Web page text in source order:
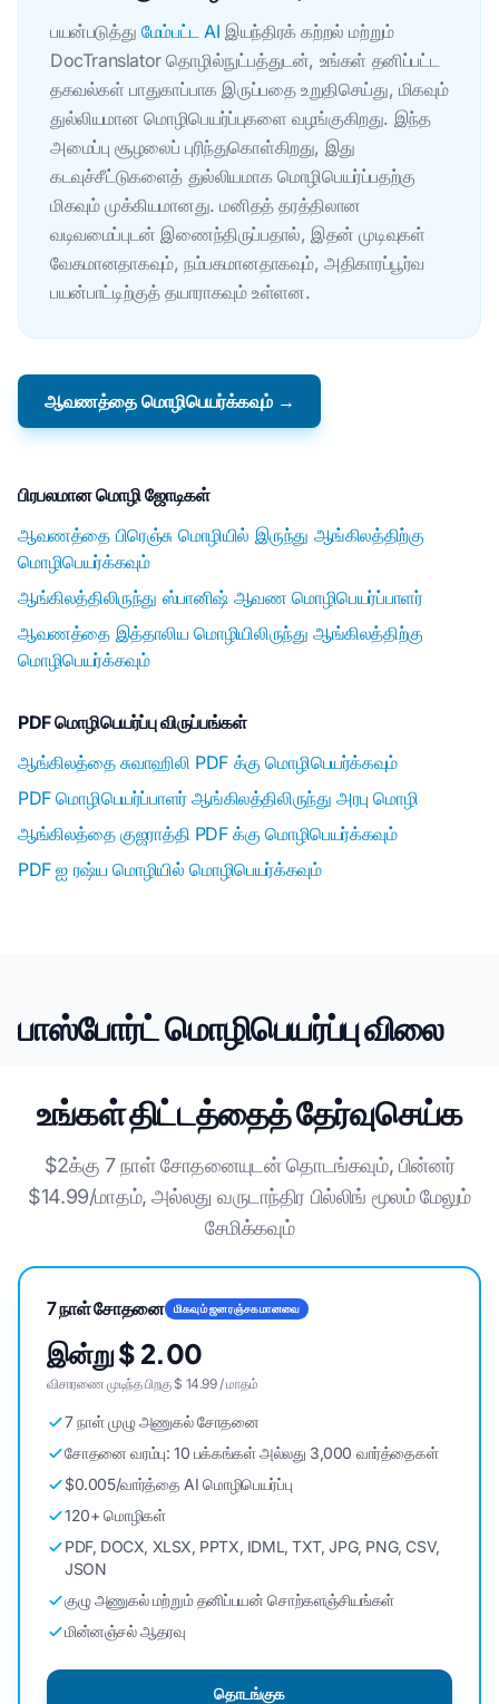
பயன்படுத்து மேம்பட்ட AI இயந்திரக் கற்றல் மற்றும்
DocTranslator தொழில்நுட்பத்துடன், உங்கள் தனிப்பட்ட
தகவல்கள் பாதுகாப்பாக இருப்பதை உறுதிசெய்து, மிகவும்
துல்லியமான மொழிபெயர்ப்புகளை வழங்குகிறது. இந்த
அமைப்பு சூழலைப் புரிந்துகொள்கிறது, இது
கடவுச்சீட்டுகளைத் துல்லியமாக மொழிபெயர்ப்பதற்கு
மிகவும் முக்கியமானது. மனிதத் தரத்திலான
வடிவமைப்புடன் இணைந்திருப்பதால், இதன் முடிவுகள்
வேகமானதாகவும், நம்பகமானதாகவும், அதிகாரப்பூர்வ
பயன்பாட்டிற்குத் தயாராகவும் உள்ளன.
ஆவணத்தை மொழிபெயர்க்கவும் →
பிரபலமான மொழி ஜோடிகள்
ஆவணத்தை பிரெஞ்சு மொழியில் இருந்து ஆங்கிலத்திற்கு
மொழிபெயர்க்கவும்
ஆங்கிலத்திலிருந்து ஸ்பானிஷ் ஆவண மொழிபெயர்ப்பாளர்
ஆவணத்தை இத்தாலிய மொழியிலிருந்து ஆங்கிலத்திற்கு
மொழிபெயர்க்கவும்
PDF மொழிபெயர்ப்பு விருப்பங்கள்
ஆங்கிலத்தை சுவாஹிலி PDF க்கு மொழிபெயர்க்கவும்
PDF மொழிபெயர்ப்பாளர் ஆங்கிலத்திலிருந்து அரபு மொழி
ஆங்கிலத்தை குஜராத்தி PDF க்கு மொழிபெயர்க்கவும்
PDF ஐ ரஷ்ய மொழியில் மொழிபெயர்க்கவும்
பாஸ்போர்ட் மொழிபெயர்ப்பு விலை
உங்கள் திட்டத்தைத் தேர்வுசெய்க
$2க்கு 7 நாள் சோதனையுடன் தொடங்கவும், பின்னர்
$14.99/மாதம், அல்லது வருடாந்திர பில்லிங் மூலம் மேலும்
சேமிக்கவும்
7 நாள் சோதனை மிகவும் ஜனரஞ்சகமானவை
இன்று $ 2.00
விசாரணை முடிந்த பிறகு $ 14.99 / மாதம்
7 நாள் முழு அணுகல் சோதனை
சோதனை வரம்பு: 10 பக்கங்கள் அல்லது 3,000 வார்த்தைகள்
$0.005/வார்த்தை AI மொழிபெயர்ப்பு
120+ மொழிகள்
PDF, DOCX, XLSX, PPTX, IDML, TXT, JPG, PNG, CSV,
JSON
குழு அணுகல் மற்றும் தனிப்பயன் சொற்களஞ்சியங்கள்
மின்னஞ்சல் ஆதரவு
தொடங்குக